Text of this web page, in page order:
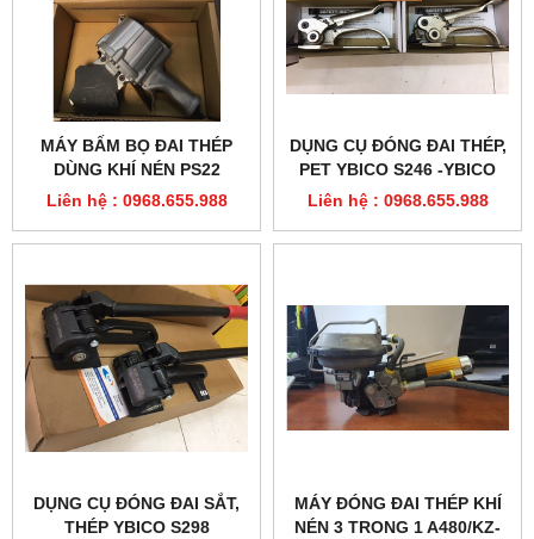
MÁY BẤM BỌ ĐAI THÉP
DÙNG KHÍ NÉN PS22
MACROLEAGUE
Liên hệ : 0968.655.988
DỤNG CỤ ĐÓNG ĐAI THÉP,
PET YBICO S246 -YBICO
S247
Liên hệ : 0968.655.988
DỤNG CỤ ĐÓNG ĐAI SẮT,
THÉP YBICO S298
MÁY ĐÓNG ĐAI THÉP KHÍ
NÉN 3 TRONG 1 A480/KZ-